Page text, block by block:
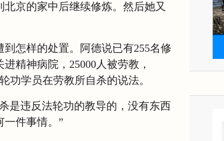
京的家中后继续修炼。然后她又
怎样的处置。阿德说已有255名修
精神病院，25000人被劳教，
功学员在劳教所自杀的说法。
是违反法轮功的教导的，没有东西
一件事情。”